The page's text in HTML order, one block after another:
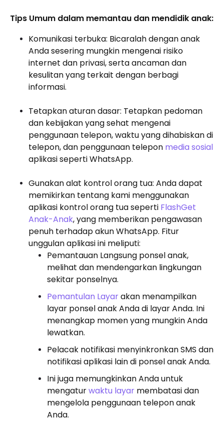
Tips Umum dalam memantau dan mendidik anak:
Komunikasi terbuka: Bicaralah dengan anak
Anda sesering mungkin mengenai risiko
internet dan privasi, serta ancaman dan
kesulitan yang terkait dengan berbagi
informasi.
Tetapkan aturan dasar: Tetapkan pedoman
dan kebijakan yang sehat mengenai
penggunaan telepon, waktu yang dihabiskan di
telepon, dan penggunaan telepon media sosial
aplikasi seperti WhatsApp.
Gunakan alat kontrol orang tua: Anda dapat
memikirkan tentang kami menggunakan
aplikasi kontrol orang tua seperti FlashGet
Anak-Anak, yang memberikan pengawasan
penuh terhadap akun WhatsApp. Fitur
unggulan aplikasi ini meliputi:
Pemantauan Langsung ponsel anak,
melihat dan mendengarkan lingkungan
sekitar ponselnya.
Pemantulan Layarakan menampilkan
layar ponsel anak Anda di layar Anda. Ini
menangkap momen yang mungkin Anda
lewatkan.
Pelacak notifikasi menyinkronkan SMS dan
notifikasi aplikasi lain di ponsel anak Anda.
Ini juga memungkinkan Anda untuk
mengaturwaktu layar membatasi dan
mengelola penggunaan telepon anak
Anda.